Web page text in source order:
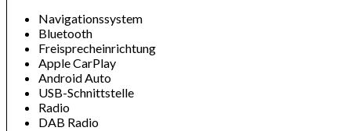
Navigationssystem
Bluetooth
Freisprecheinrichtung
Apple CarPlay
Android Auto
USB-Schnittstelle
Radio
DAB Radio